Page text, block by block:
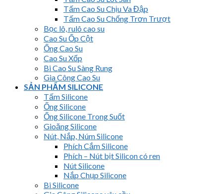
Tấm Cao Su Chịu Va Đập
Tấm Cao Su Chống Trơn Trượt
Bọc lô, rulô cao su
Cao Su Ốp Cột
Ống Cao Su
Cao Su Xốp
Bi Cao Su Sàng Rung
Gia Công Cao Su
SẢN PHẨM SILICONE
Tấm Silicone
Ống Silicone
Ống Silicone Trong Suốt
Gioăng Silicone
Nút, Nắp, Núm Silicone
Phích Cắm Silicone
Phích – Nút bịt Silicon có ren
Nút Silicone
Nắp Chụp Silicone
Bi Silicone